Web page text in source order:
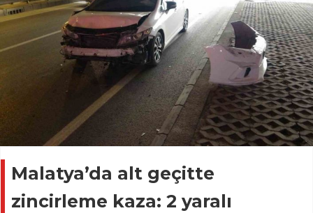
Malatya’da alt geçitte
zincirleme kaza: 2 yaralı